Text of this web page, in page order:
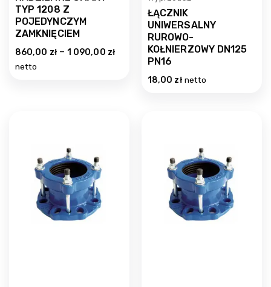
TYP 1208 Z
POJEDYNCZYM
ZAMKNIĘCIEM
860,00 zł – 1 090,00 zł
netto
ŁĄCZNIK
UNIWERSALNY
RUROWO-
KOŁNIERZOWY DN125
PN16
18,00 zł netto